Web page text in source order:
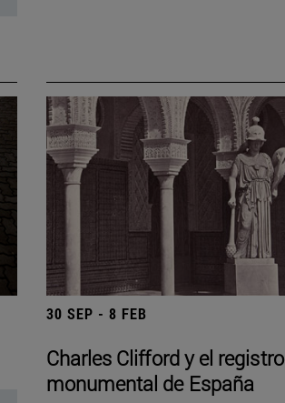
30 SEP - 8 FEB
Charles Clifford y el registro
monumental de España